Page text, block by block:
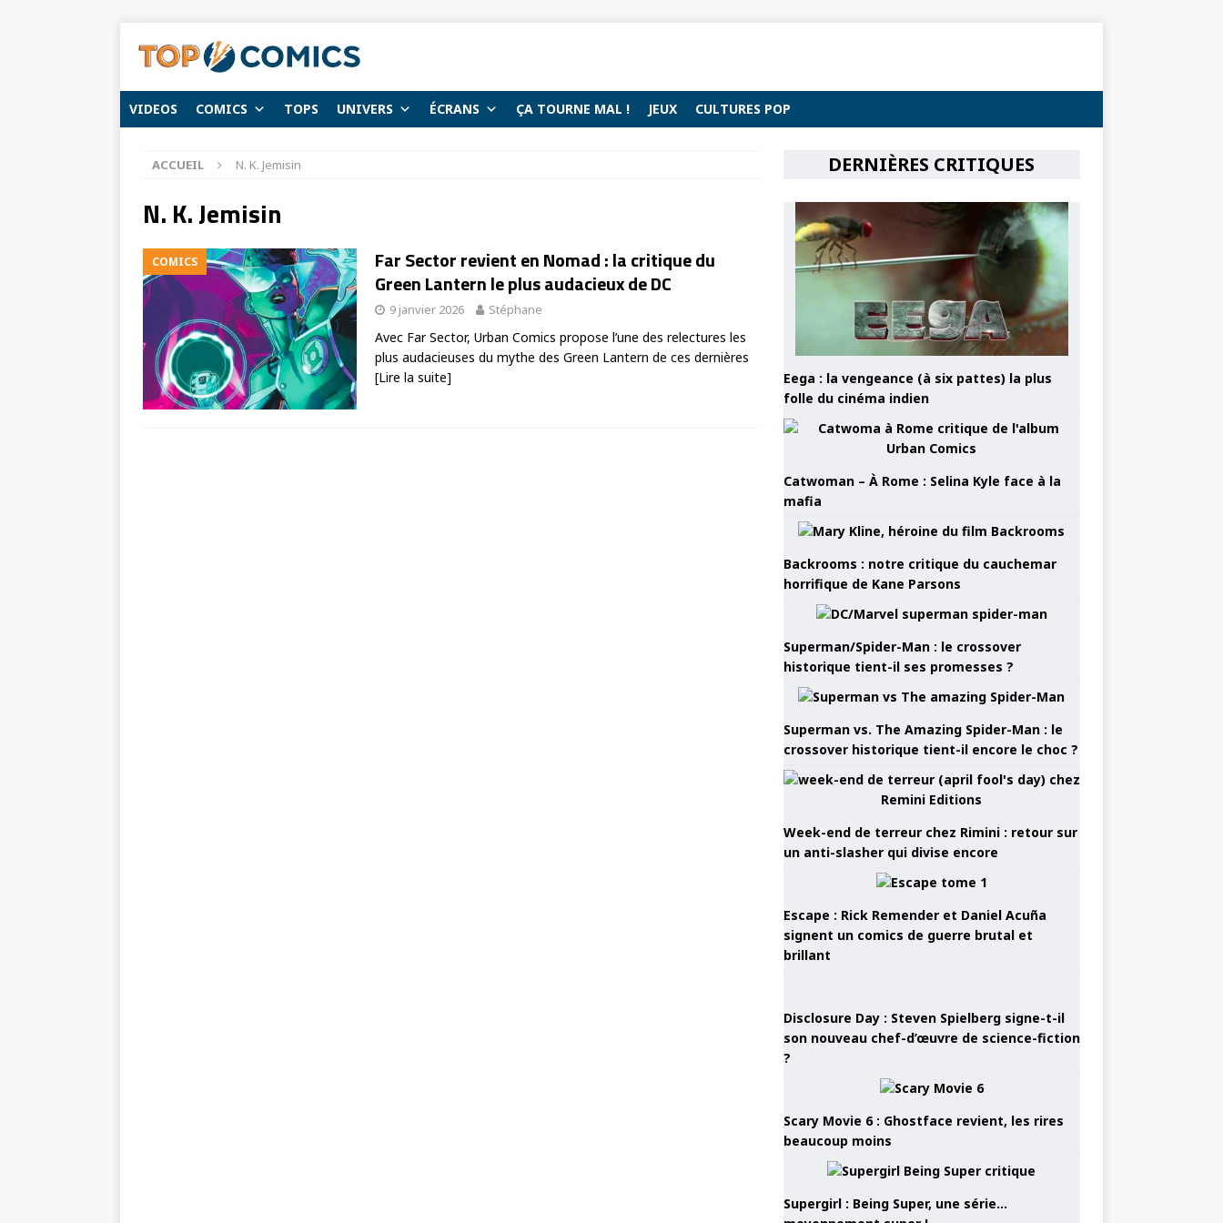
VIDEOS COMICS TOPS UNIVERS ÉCRANS ÇA TOURNE MAL ! JEUX CULTURES POP
ACCUEIL N. K. Jemisin
N. K. Jemisin
COMICS
Far Sector revient en Nomad : la critique du
Green Lantern le plus audacieux de DC
9 janvier 2026 Stéphane
Avec Far Sector, Urban Comics propose l’une des relectures les
plus audacieuses du mythe des Green Lantern de ces dernières
[Lire la suite]
DERNIÈRES CRITIQUES
Eega : la vengeance (à six pattes) la plus
folle du cinéma indien
Catwoman – À Rome : Selina Kyle face à la
mafia
Backrooms : notre critique du cauchemar
horrifique de Kane Parsons
Superman/Spider-Man : le crossover
historique tient-il ses promesses ?
Superman vs. The Amazing Spider-Man : le
crossover historique tient-il encore le choc ?
Week-end de terreur chez Rimini : retour sur
un anti-slasher qui divise encore
Escape : Rick Remender et Daniel Acuña
signent un comics de guerre brutal et
brillant
Disclosure Day : Steven Spielberg signe-t-il
son nouveau chef-d’œuvre de science-fiction
?
Scary Movie 6 : Ghostface revient, les rires
beaucoup moins
Supergirl : Being Super, une série…